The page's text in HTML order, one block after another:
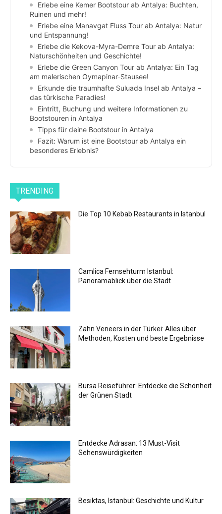
Erlebe eine Kemer Bootstour ab Antalya: Buchten,
Ruinen und mehr!
Erlebe eine Manavgat Fluss Tour ab Antalya: Natur
und Entspannung!
Erlebe die Kekova-Myra-Demre Tour ab Antalya:
Naturschönheiten und Geschichte!
Erlebe die Green Canyon Tour ab Antalya: Ein Tag
am malerischen Oymapinar-Stausee!
Erkunde die traumhafte Suluada Insel ab Antalya –
das türkische Paradies!
Eintritt, Buchung und weitere Informationen zu
Bootstouren in Antalya
Tipps für deine Bootstour in Antalya
Fazit: Warum ist eine Bootstour ab Antalya ein
besonderes Erlebnis?
TRENDING
Die Top 10 Kebab Restaurants in Istanbul
Camlica Fernsehturm Istanbul:
Panoramablick über die Stadt
Zahn Veneers in der Türkei: Alles über
Methoden, Kosten und beste Ergebnisse
Bursa Reiseführer: Entdecke die Schönheit
der Grünen Stadt
Entdecke Adrasan: 13 Must-Visit
Sehenswürdigkeiten
Besiktas, Istanbul: Geschichte und Kultur